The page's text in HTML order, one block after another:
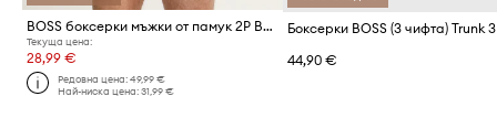
BOSS боксерки мъжки от памук 2P Boxer Shorts EW 2 броя
Текуща цена:
28,99 €
Редовна цена:49,99 €
Най-ниска цена:31,99 €
44,90 €